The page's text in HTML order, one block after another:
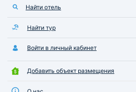
Найти отель
Найти тур
Войти в личный кабинет
Добавить объект размещения